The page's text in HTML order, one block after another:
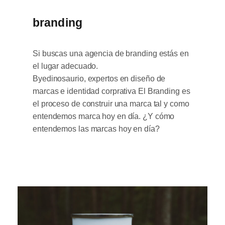
branding
Si buscas una agencia de branding estás en
el lugar adecuado.
Byedinosaurio, expertos en diseño de
marcas e identidad corprativa El Branding es
el proceso de construir una marca tal y como
entendemos marca hoy en día. ¿Y cómo
entendemos las marcas hoy en día?